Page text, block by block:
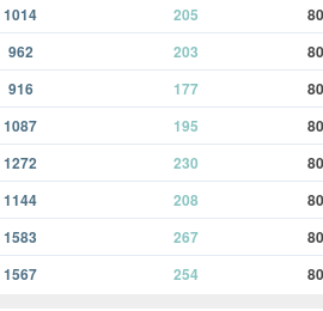
1014 205
80
962 203
80
916 177
80
1087 195
80
1272 230
80
1144 208
80
1583 267
80
1567 254 80